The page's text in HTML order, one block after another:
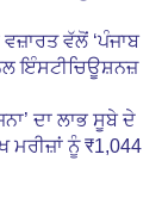
ਵੱਲੋਂ ‘ਪੰਜਾਬ
ਇੰਸਟੀਚਿਊਸ਼ਨਜ਼
ਦਾ ਲਾਭ ਸੂਬੇ ਦੇ
ਮਰੀਜ਼ਾਂ ਨੂੰ ₹1,044